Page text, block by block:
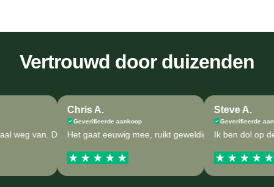
Vertrouwd door duizenden
aan, alsof je naar de spa bent geweest.
ManCave en ik zie mezelf nergens anders meer mijn
heb gebruikt. Ik voel me altijd zo schoon en fris. Ik koop nu de
van. De geuren zijn ongelooflijk. De kwaliteit is anders dan alles
Chris A.
Geverifieerde aankoop
Het gaat eeuwig mee, ruikt geweldig en is volledig
Steve A.
Geverifieerde aankoop
Ik ben dol op deze